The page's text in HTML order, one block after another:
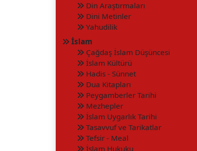
Din Araştırmaları
Dini Metinler
Yahudilik
İslam
Çağdaş İslam Düşüncesi
İslam Kültürü
Hadis - Sünnet
Dua Kitapları
Peygamberler Tarihi
Mezhepler
İslam Uygarlık Tarihi
Tasavvuf ve Tarikatlar
Tefsir - Meal
İslam Hukuku